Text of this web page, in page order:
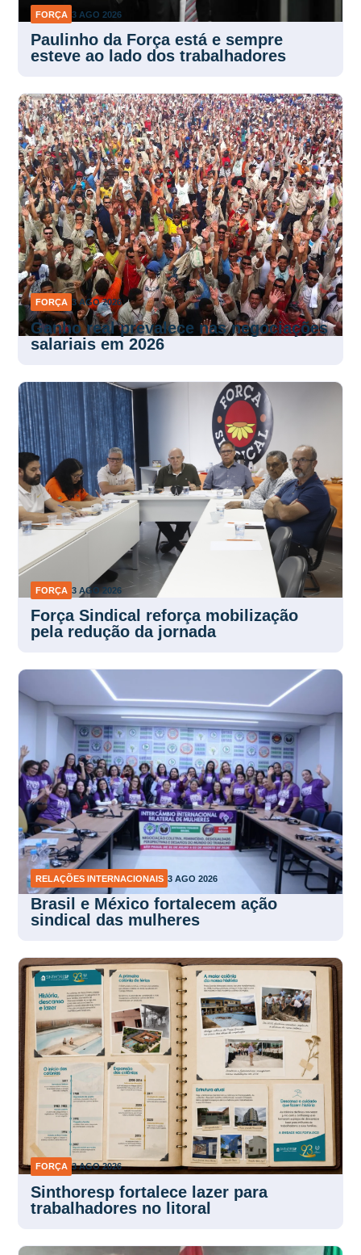
FORÇA 3 AGO 2026
Paulinho da Força está e sempre
esteve ao lado dos trabalhadores
FORÇA 3 AGO 2026
Ganho real prevalece nas negociações
salariais em 2026
FORÇA 3 AGO 2026
Força Sindical reforça mobilização
pela redução da jornada
RELAÇÕES INTERNACIONAIS 3 AGO 2026
Brasil e México fortalecem ação
sindical das mulheres
FORÇA 3 AGO 2026
Sinthoresp fortalece lazer para
trabalhadores no litoral